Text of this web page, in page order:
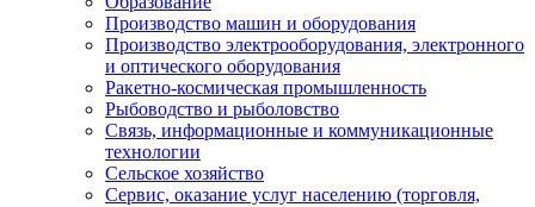
Производство машин и оборудования
Производство электрооборудования, электронного
и оптического оборудования
Ракетно-космическая промышленность
Рыбоводство и рыболовство
Связь, информационные и коммуникационные
технологии
Сельское хозяйство
Сервис, оказание услуг населению (торговля,